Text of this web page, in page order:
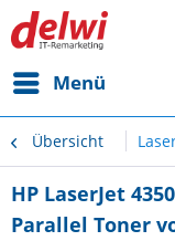
Menü
Übersicht
HP LaserJet
Parallel Toner